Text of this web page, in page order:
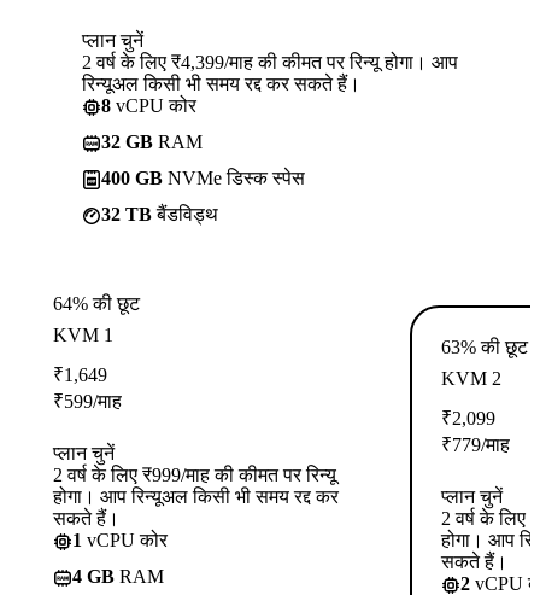
प्लान चुनें
2 वर्ष के लिए ₹4,399/माह की कीमत पर रिन्यू होगा। आप
रिन्यूअल किसी भी समय रद्द कर सकते हैं।
8 vCPU कोर
32 GB RAM
400 GB NVMe डिस्क स्पेस
32 TBबैंडविड्थ
64% की छूट
KVM 1
₹1,649
₹599/माह
प्लान चुनें
2 वर्ष के लिए ₹999/माह की कीमत पर रिन्यू
होगा। आप रिन्यूअल किसी भी समय रद्द कर
सकते हैं।
1 vCPU कोर
4 GB RAM
63% की छूट
KVM 2
₹2,099
₹779/माह
प्लान चुनें
2 वर्ष के लिए
होगा। आप
सकते हैं।
2 vCPU